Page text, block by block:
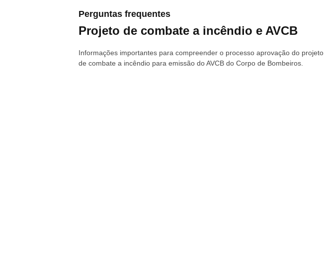
Perguntas frequentes
Projeto de combate a incêndio e AVCB
Informações importantes para compreender o processo aprovação do projeto
de combate a incêndio para emissão do AVCB do Corpo de Bombeiros.